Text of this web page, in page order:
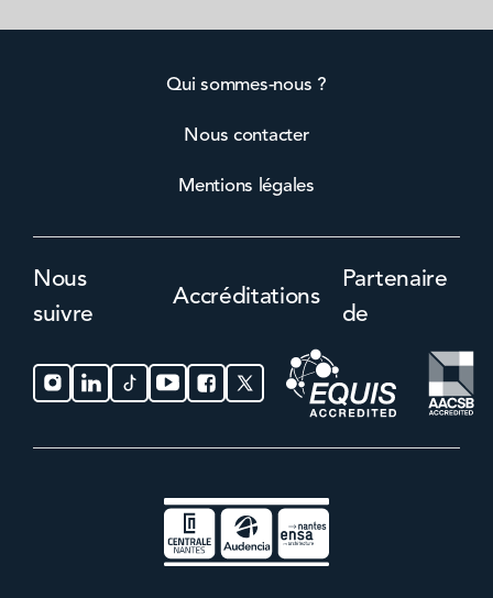
Qui sommes-nous ?
Nous contacter
Mentions légales
Nous
suivre
Accréditations
Partenaire
de